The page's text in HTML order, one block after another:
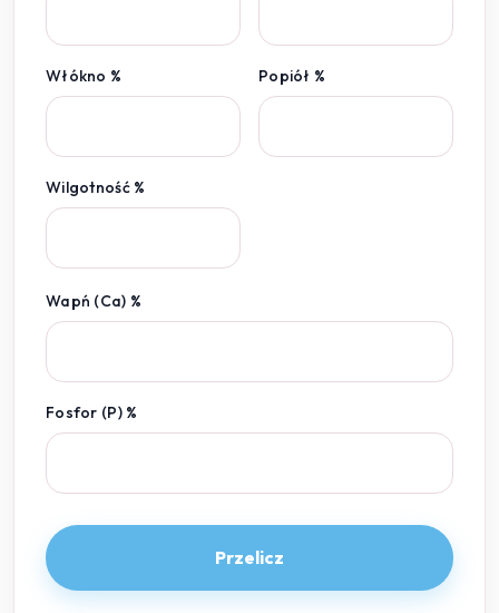
Włókno % Popiół %
Wilgotność %
Wapń (Ca) %
Fosfor (P) %
Przelicz